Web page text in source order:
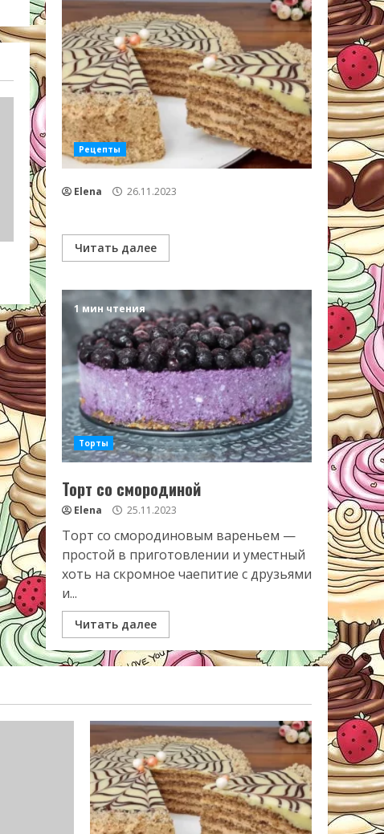
Рецепты
Elena 26.11.2023
Читать далее
1 мин чтения
Торты
Торт со смородиной
Elena 25.11.2023
Торт со смородиновым вареньем —
простой в приготовлении и уместный
хоть на скромное чаепитие с друзьями
и...
Читать далее